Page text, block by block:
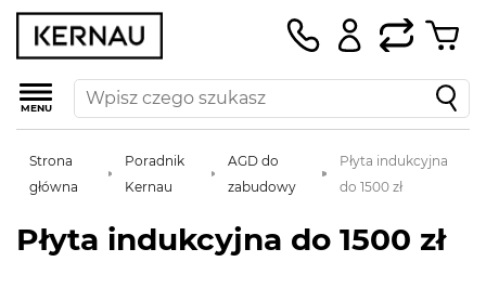
MENU
Strona
główna
Poradnik
Kernau
AGD do
zabudowy
Płyta indukcyjna
do 1500 zł
Płyta indukcyjna do 1500 zł